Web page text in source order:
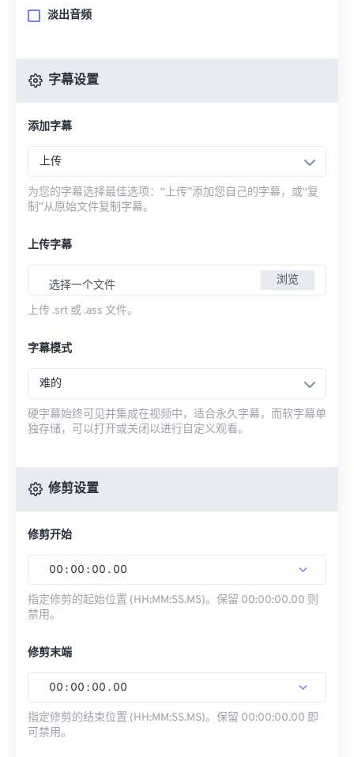
淡出音频
字幕设置
添加字幕
上传
为您的字幕选择最佳选项：“上传”添加您自己的字幕，或“复
制”从原始文件复制字幕。
上传字幕
选择一个文件 浏览
上传 .srt 或 .ass 文件。
字幕模式
难的
硬字幕始终可见并集成在视频中，适合永久字幕，而软字幕单
独存储，可以打开或关闭以进行自定义观看。
修剪设置
修剪开始
00 : 00 : 00 . 00
指定修剪的起始位置 (HH:MM:SS.MS)。保留 00:00:00.00 则
禁用。
修剪末端
00 : 00 : 00 . 00
指定修剪的结束位置 (HH:MM:SS.MS)。保留 00:00:00.00 即
可禁用。